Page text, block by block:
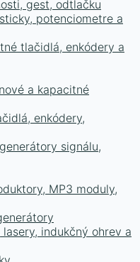
gest, odtlačku
potenciometre a
tlačidlá, enkódery a
a kapacitné
enkódery,
signálu,
MP3 moduly,
indukčný ohrev a